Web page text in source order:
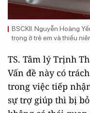
BSCKII. Nguyễn Hoàng
trọng ở trẻ em và thiếu
TS. Tâm lý Trịnh
Vấn đề này có
trong việc tiếp
sự trợ giúp thì bị